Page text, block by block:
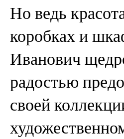
Но ведь
коробках и
Иванович
радостью
своей